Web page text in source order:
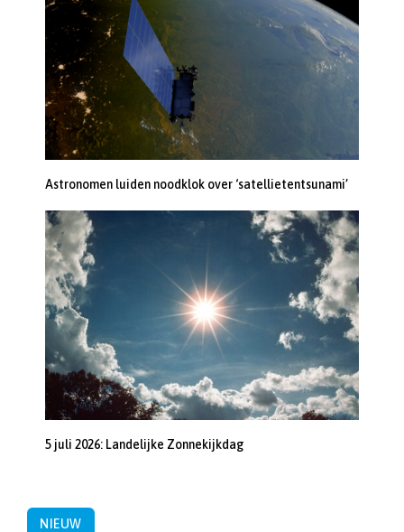
Astronomen luiden noodklok over ‘satellietentsunami’
5 juli 2026: Landelijke Zonnekijkdag
NIEUW